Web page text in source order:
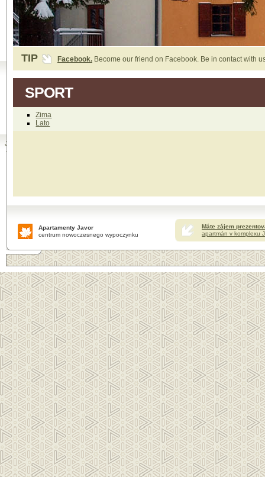
TIP Facebook. Become our friend on Facebook. Be in contact with
Velká obrázková soutěž.Zúčastněte se naší obrázkové
SPORT
Zima
Lato
Apartamenty Javor
centrum nowoczesnego wypoczynku
Máte zájem
apartmán v komplexu
°C
°C
Apartmány
Čertovka
Jak znaleźć
Apartamenty
Facebook